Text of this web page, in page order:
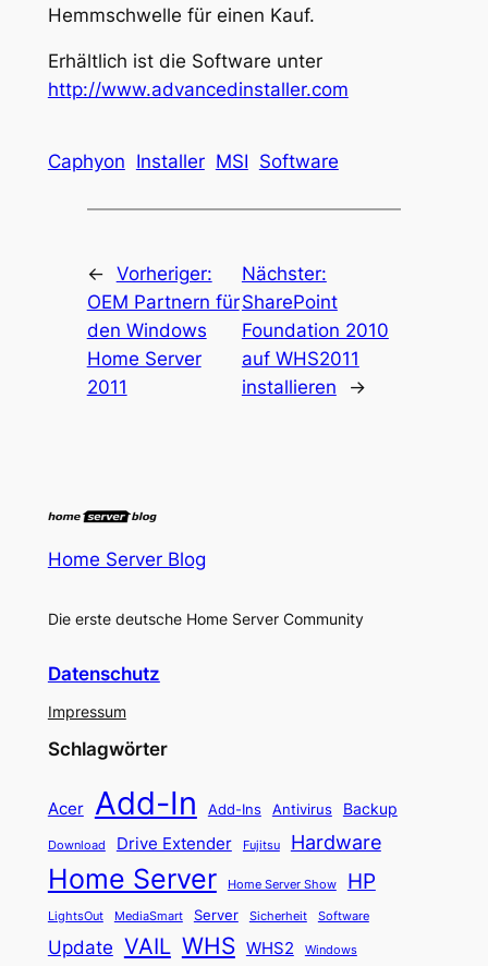
Hemmschwelle für einen Kauf.
Erhältlich ist die Software unter
http://www.advancedinstaller.com
Caphyon Installer MSI Software
← Vorheriger:
OEM Partnern für
den Windows
Home Server
2011
Nächster:
SharePoint
Foundation 2010
auf WHS2011
installieren
→
Home Server Blog
Die erste deutsche Home Server Community
Datenschutz
Impressum
Schlagwörter
Acer Add-In Add-Ins Antivirus Backup
Download Drive Extender Fujitsu Hardware
Home Server Home Server Show HP
LightsOut MediaSmart Server Sicherheit Software
Update VAIL WHS WHS2 Windows